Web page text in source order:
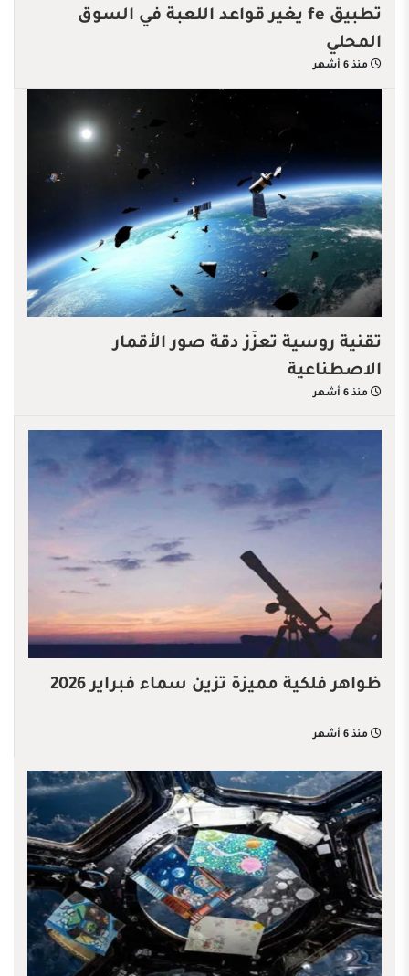
تطبيق fe يغير قواعد اللعبة في السوق
المحلي
منذ 6 أشهر
تقنية روسية تعزّز دقة صور الأقمار
الاصطناعية
منذ 6 أشهر
ظواهر فلكية مميزة تزين سماء فبراير 2026
منذ 6 أشهر